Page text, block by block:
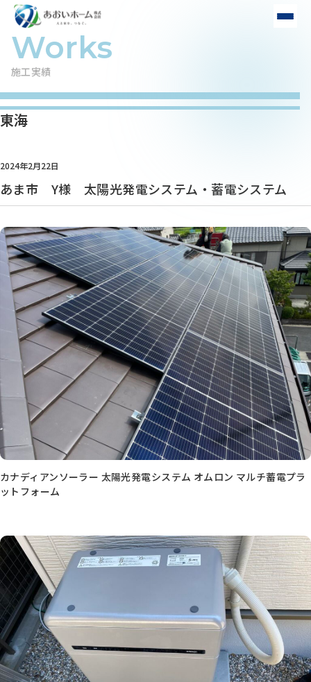
施工実績
東海
2024年2月22日
あま市 Y様 太陽光発電システム・蓄電システム
カナディアンソーラー 太陽光発電システム オムロン マルチ蓄電プラ
ットフォーム